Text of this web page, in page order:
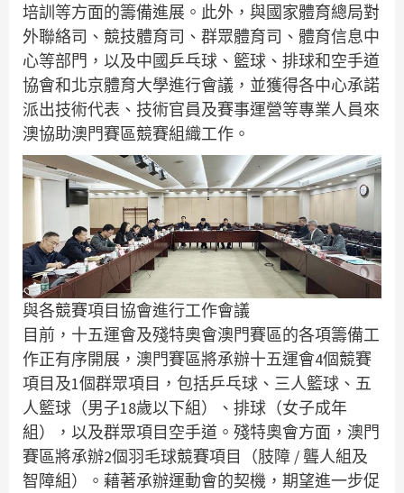
培訓等方面的籌備進展。此外，與國家體育總局對
外聯絡司、競技體育司、群眾體育司、體育信息中
心等部門，以及中國乒乓球、籃球、排球和空手道
協會和北京體育大學進行會議，並獲得各中心承諾
派出技術代表、技術官員及賽事運營等專業人員來
澳協助澳門賽區競賽組織工作。
與各競賽項目協會進行工作會議
目前，十五運會及殘特奧會澳門賽區的各項籌備工
作正有序開展，澳門賽區將承辦十五運會4個競賽
項目及1個群眾項目，包括乒乓球、三人籃球、五
人籃球（男子18歲以下組）、排球（女子成年
組），以及群眾項目空手道。殘特奧會方面，澳門
賽區將承辦2個羽毛球競賽項目（肢障 / 聾人組及
智障組）。藉著承辦運動會的契機，期望進一步促